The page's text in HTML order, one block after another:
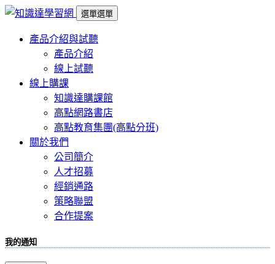
選單選單
產品介紹與試聽
產品介紹
線上試聽
線上購課
知識達購課館
高點網路書店
高點教育集團(高點分班)
關於我們
公司簡介
人才招募
經銷通路
策略聯盟
合作提案
我的通知